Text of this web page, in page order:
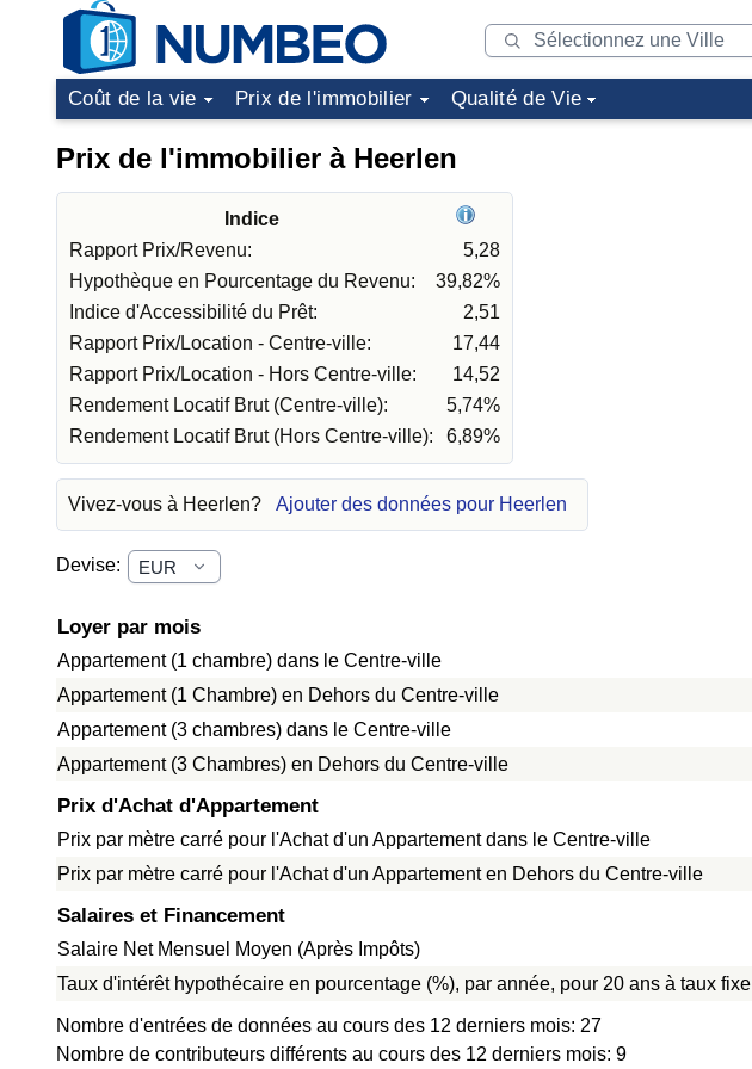
Coût de la vie Prix de l'immobilier Qualité de Vie
Prix de l'immobilier à Heerlen
Indice
Rapport Prix/Revenu:
5,28
Hypothèque en Pourcentage du Revenu:
39,82%
Indice d'Accessibilité du Prêt:
2,51
Rapport Prix/Location - Centre-ville:
17,44
Rapport Prix/Location - Hors Centre-ville:
14,52
Rendement Locatif Brut (Centre-ville):
5,74%
Rendement Locatif Brut (Hors Centre-ville):
6,89%
Vivez-vous à Heerlen? Ajouter des données pour Heerlen
Devise:
Loyer par mois
Appartement (1 chambre) dans le Centre-ville
Appartement (1 Chambre) en Dehors du Centre-ville
Appartement (3 chambres) dans le Centre-ville
Appartement (3 Chambres) en Dehors du Centre-ville
Prix d'Achat d'Appartement
Prix par mètre carré pour l'Achat d'un Appartement dans le Centre-ville
Prix par mètre carré pour l'Achat d'un Appartement en Dehors du Centre-ville
Salaires et Financement
Salaire Net Mensuel Moyen (Après Impôts)
Taux d'intérêt hypothécaire en pourcentage (%), par année, pour 20 ans à taux fixe
Nombre d'entrées de données au cours des 12 derniers mois: 27
Nombre de contributeurs différents au cours des 12 derniers mois: 9